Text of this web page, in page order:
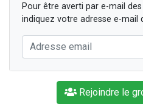
Pour être averti par e-mail
indiquez votre adresse e-mail
Rejoindre le